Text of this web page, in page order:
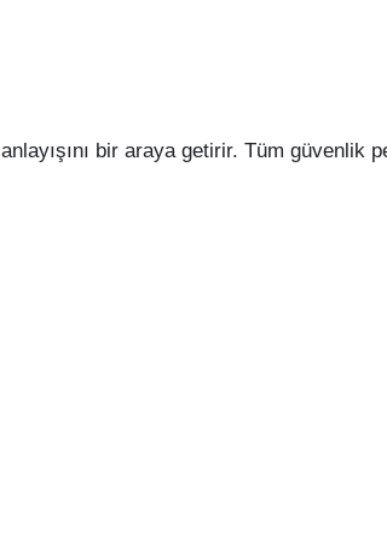
bir araya getirir. Tüm güvenlik